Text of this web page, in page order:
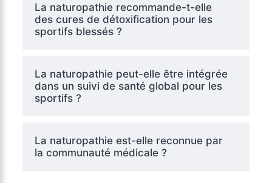
La naturopathie recommande-t-elle
des cures de détoxification pour les
sportifs blessés ?
La naturopathie peut-elle être intégrée
dans un suivi de santé global pour les
sportifs ?
La naturopathie est-elle reconnue par
la communauté médicale ?